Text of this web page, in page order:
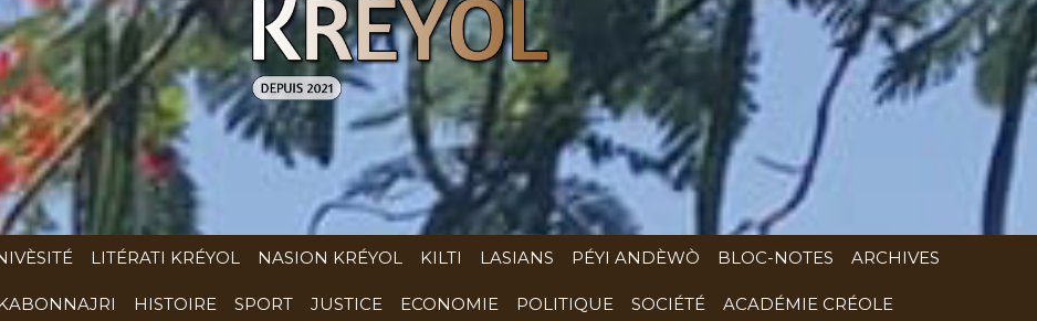
LITÉRATI KRÉYOL NASION KRÉYOL KILTI LASIANS PÉYI ANDÈWÒ BLOC-NOTES ARCHIVES
HISTOIRE SPORT JUSTICE ECONOMIE POLITIQUE SOCIÉTÉ ACADÉMIE CRÉOLE